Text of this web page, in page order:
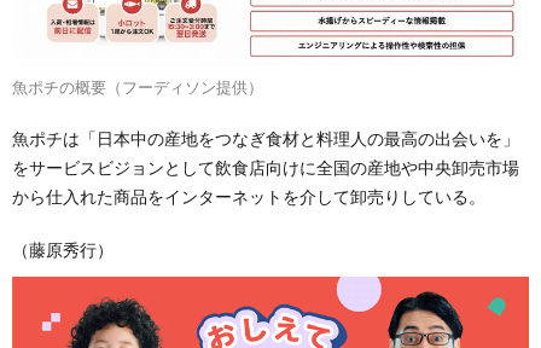
魚ポチの概要（フーディソン提供）
魚ポチは「日本中の産地をつなぎ食材と料理人の最高の出会いを」
をサービスビジョンとして飲食店向けに全国の産地や中央卸売市場
から仕入れた商品をインターネットを介して卸売りしている。
（藤原秀行）